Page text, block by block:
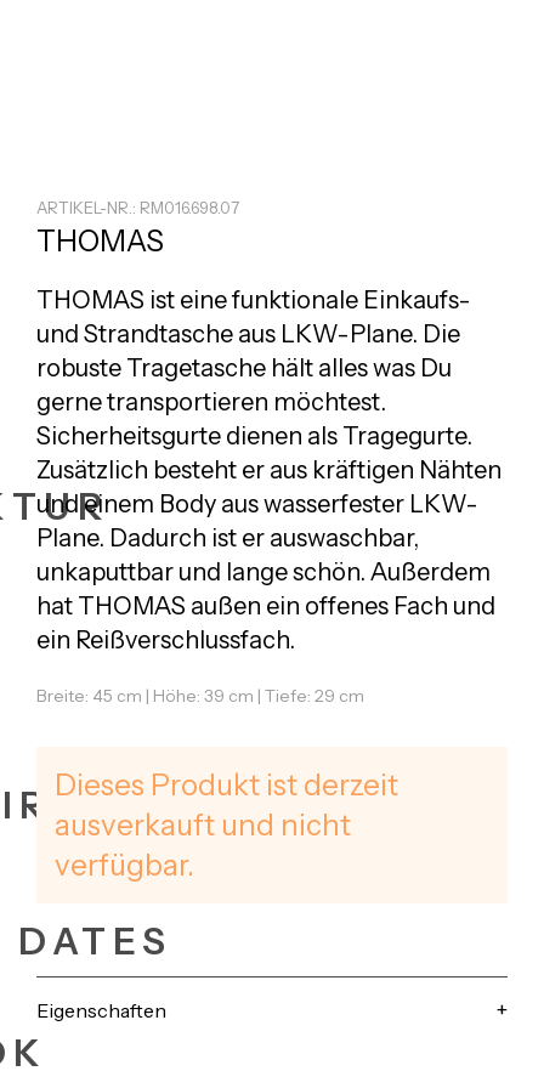
DATES
ARTIKEL-NR.: RM016.698.07
THOMAS
THOMAS ist eine funktionale Einkaufs-
und Strandtasche aus LKW-Plane. Die
robuste Tragetasche hält alles was Du
gerne transportieren möchtest.
Sicherheitsgurte dienen als Tragegurte.
Zusätzlich besteht er aus kräftigen Nähten
und einem Body aus wasserfester LKW-
Plane. Dadurch ist er auswaschbar,
unkaputtbar und lange schön. Außerdem
hat THOMAS außen ein offenes Fach und
ein Reißverschlussfach.
Breite: 45 cm | Höhe: 39 cm | Tiefe: 29 cm
Dieses Produkt ist derzeit
ausverkauft und nicht
verfügbar.
Eigenschaften